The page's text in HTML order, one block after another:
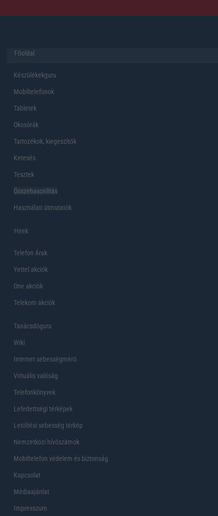
Főoldal
Készülékekguru
Mobiltelefonok
Tabletek
Okosórák
Tartozékok, kiegeszítők
Keresés
Tesztek
Összehasonlítás
Használati útmutatók
Hirek
Telefon Árak
Yettel akciók
One akciók
Telekom akciók
Tanácsdóguru
Wiki
Internet sebességmérő
Virtuális valóság
Telefonkönyvek
Lefedettségi térképek
Letöltési sebesség térkép
Nemzetközi hívószámok
Mobiltelefon védelem és biztonság
Kapcsolat
Médiaajánlat
Impresszum